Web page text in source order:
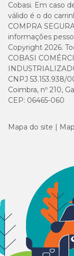
Cobasi. Em caso
válido é o do
COMPRA
informações
Copyright 2026.
COBASI
CNPJ 53.153.938/
Coimbra, nº 210,
CEP: 06465-060
Mapa do site